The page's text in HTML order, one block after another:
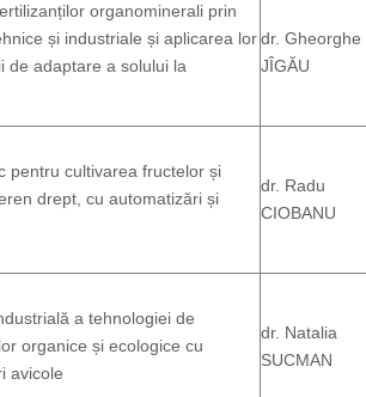
organominerali prin
și industriale și aplicarea lor
de adaptare a solului la
dr. Gheorghe
JÎGĂU
pentru cultivarea fructelor și
drept, cu automatizări și
dr. Radu
CIOBANU
a tehnologiei de
organice și ecologice cu
avicole
dr. Natalia
SUCMAN